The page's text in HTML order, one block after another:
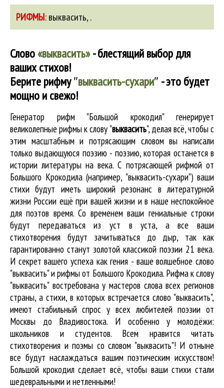
РИФМЫ:выквасить,.
Слово«выквасить»- блестящий выбор для
ваших стихов!
Берите рифму″выквасить-сухари″ - это будет
мощно и свежо!
Генератор рифм "Большой крокодил" генерирует
великолепныерифмы к слову "выквасить", делая всё, чтобы с
этим масштабным и потрясающим словом вы написали
только выдающуюся поэзию - поэзию, которая останется в
истории литературы на века. С потрясающей рифмой от
Большого Крокодила (например, "выквасить-сухари") ваши
стихи будут иметь широкий резонанс в литературной
жизни России ещё при вашей жизни и в наше неспокойное
для поэтов время. Со временем ваши гениальные строки
будут передаваться из уст в уста, а все ваши
стихотворения будут зачитываться до дыр, так как
гарантированно станут золотой классикой поэзии 21 века.
И секрет вашего успеха как гения - ваше волшебное слово
"выквасить" и рифмы от Большого Крокодила. Рифма к слову
"выквасить" востребована у мастеров слова всех регионов
страны, а стихи, в которых встречается слово "выквасить",
имеют стабильный спрос у всех любителей поэзии от
Москвы до Владивостока. И особенно у молодёжи:
школьников и студентов. Всем нравится читать
стихотворения и поэмы со словом "выквасить"! И отныне
все будут наслаждаться вашим поэтическим искусством!
Большой крокодил cделает всё, чтобы ваши стихи стали
шедевральными и нетленными!